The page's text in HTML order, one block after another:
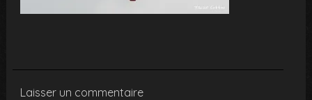
Laisser un commentaire